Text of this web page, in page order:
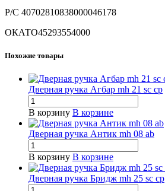
Р/С 40702810838000046178
ОКАТО45293554000
Похожие товары
Дверная ручка Агбар mh 21 sc cp
В корзину В корзине
Дверная ручка Антик mh 08 ab
В корзину В корзине
Дверная ручка Бридж mh 25 sc cp